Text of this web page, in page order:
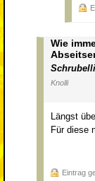
Wie
Schrubelli
Knolli
Längst
Für diese
Eintrag